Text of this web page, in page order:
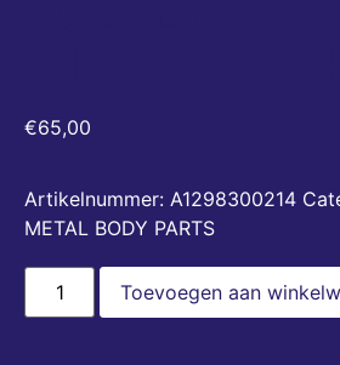
€65,00
Artikelnummer: A1298300214
METAL BODY PARTS
Toevoegen aan